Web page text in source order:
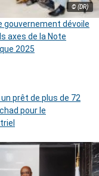
© (DR)
gouvernement dévoile
axes de la Note
2025
prêt de plus de 72
pour le